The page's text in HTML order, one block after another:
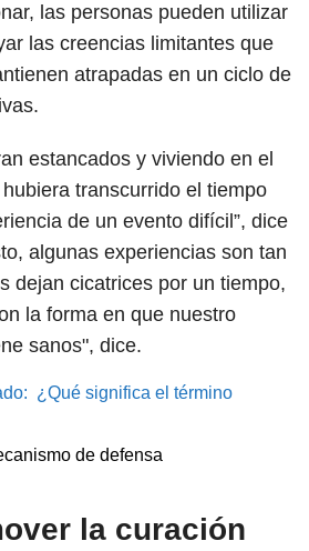
las personas pueden utilizar
las creencias limitantes que
atrapadas en un ciclo de
estancados y viviendo en el
transcurrido el tiempo
de un evento difícil”, dice
algunas experiencias son tan
dejan cicatrices por un tiempo,
la forma en que nuestro
sanos", dice.
¿Qué significa el término
de defensa
la curación